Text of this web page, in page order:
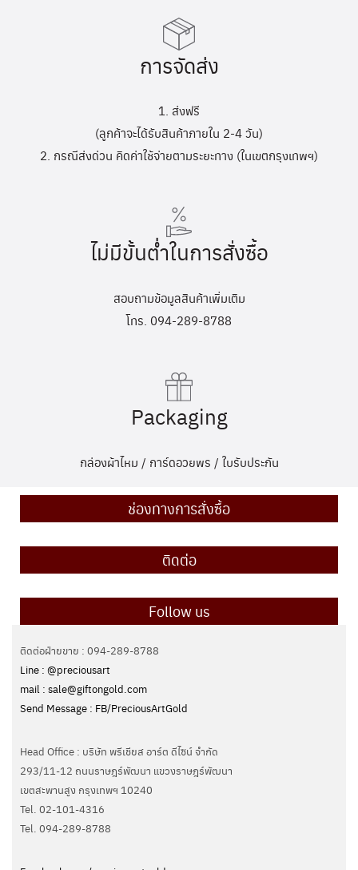
การจัดส่ง
1. ส่งฟรี
(ลูกค้าจะได้รับสินค้าภายใน 2-4 วัน)
2. กรณีส่งด่วน คิดค่าใช้จ่ายตามระยะทาง (ในเขตกรุงเทพฯ)
ไม่มีขั้นต่ำในการสั่งซื้อ
สอบถามข้อมูลสินค้าเพิ่มเติม
โทร. 094-289-8788
Packaging
กล่องผ้าไหม / การ์ดอวยพร / ใบรับประกัน
ช่องทางการสั่งซื้อ
ติดต่อ
Follow us
ติดต่อฝ่ายขาย : 094-289-8788
Line : @preciousart
mail : sale@giftongold.com
Send Message : FB/PreciousArtGold
Head Office : บริษัท พรีเชียส อาร์ต ดีไซน์ จำกัด
293/11-12 ถนนราษฎร์พัฒนา แขวงราษฎร์พัฒนา
เขตสะพานสูง กรุงเทพฯ 10240
Tel. 02-101-4316
Tel. ‭094-289-8788‬